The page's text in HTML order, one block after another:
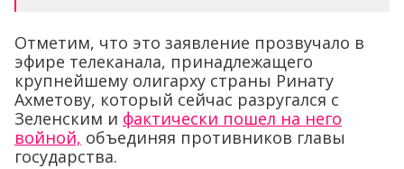
Отметим, что это заявление прозвучало в
эфире телеканала, принадлежащего
крупнейшему олигарху страны Ринату
Ахметову, который сейчас разругался с
Зеленским и фактически пошел на него
войной, объединяя противников главы
государства.